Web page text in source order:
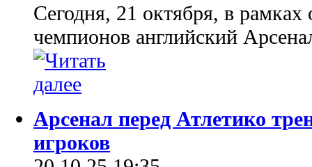
Сегодня, 21 октября, в рамках
чемпионов английский
Арсенал перед Атлетико
игроков